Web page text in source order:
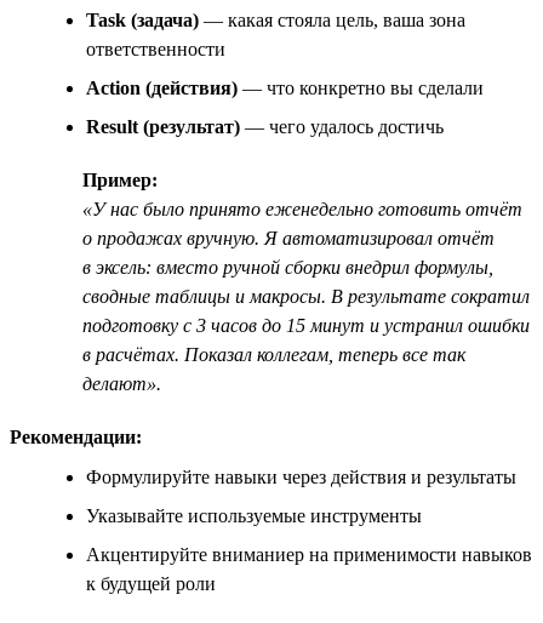
Task (задача) — какая стояла цель, ваша зона
ответственности
Action (действия) — что конкретно вы сделали
Result (результат) — чего удалось достичь
Пример:
«У нас было принято еженедельно готовить отчёт
о продажах вручную. Я автоматизировал отчёт
в эксель: вместо ручной сборки внедрил формулы,
сводные таблицы и макросы. В результате сократил
подготовку с 3 часов до 15 минут и устранил ошибки
в расчётах. Показал коллегам, теперь все так
делают».
Рекомендации:
Формулируйте навыки через действия и результаты
Указывайте используемые инструменты
Акцентируйте вниманиер на применимости навыков
к будущей роли